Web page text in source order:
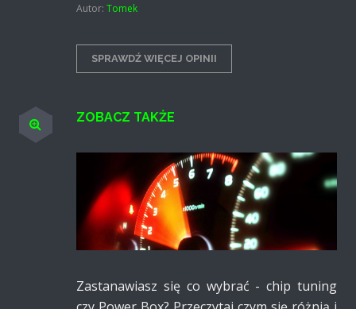
Autor: Tomek
SPRAWDŹ WIĘCEJ OPINII
ZOBACZ TAKŻE
Zastanawiasz się co wy­brać - chip tuning